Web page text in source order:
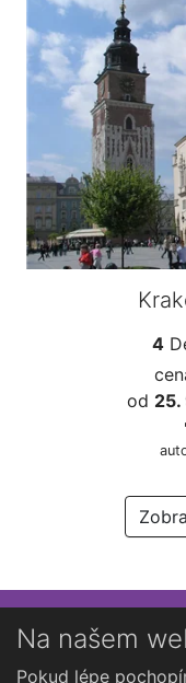
4
od 25.
Přihlaste se
Chcete dostávat
Na našem
Pokud lépe